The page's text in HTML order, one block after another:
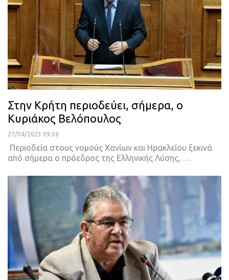
Στην Κρήτη περιοδεύει, σήμερα, ο
Κυριάκος Βελόπουλος
27/04/2023 09:38
Περιοδεία στους νομούς Χανίων και Ηρακλείου ξεκινά
από σήμερα ο πρόεδρος της Ελληνικής Λύσης,